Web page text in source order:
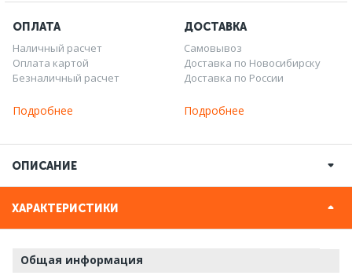
ОПЛАТА
Наличный расчет
Оплата картой
Безналичный расчет
Подробнее
ДОСТАВКА
Самовывоз
Доставка по Новосибирску
Доставка по России
Подробнее
ОПИСАНИЕ
ХАРАКТЕРИСТИКИ
Общая информация